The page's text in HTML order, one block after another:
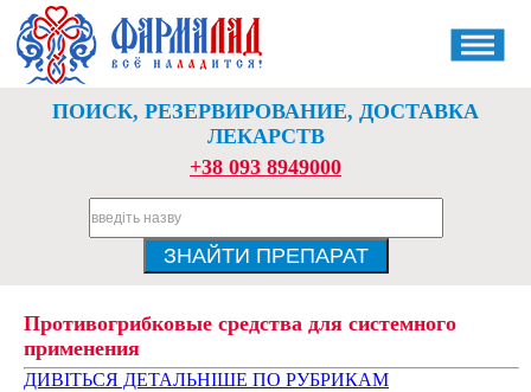
ПОИСК, РЕЗЕРВИРОВАНИЕ, ДОСТАВКА
ЛЕКАРСТВ
+38 093 8949000
Противогрибковые средства для системного
применения
ДИВІТЬСЯ ДЕТАЛЬНІШЕ ПО РУБРИКАМ